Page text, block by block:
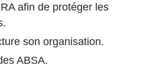
afin de protéger les
son organisation.
ABSA.